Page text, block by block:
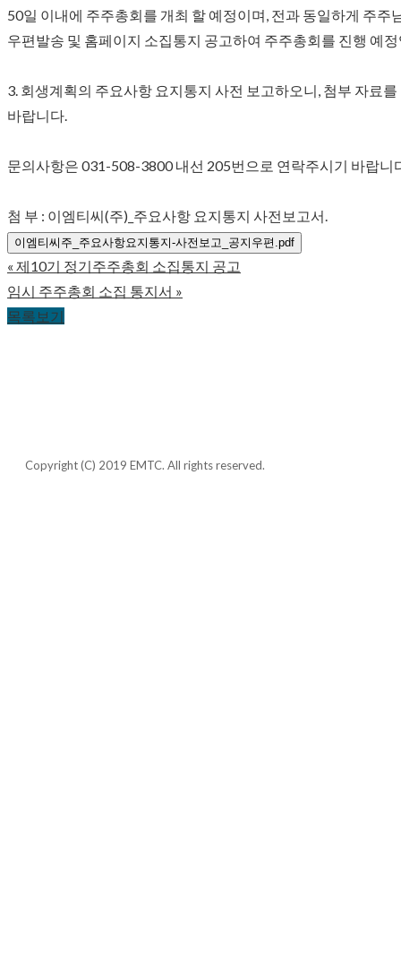
50일 이내에 주주총회를 개최 할 예정이며, 전과 동일하게 주주
우편발송 및 홈페이지 소집통지 공고하여 주주총회를 진행 예
3. 회생계획의 주요사항 요지통지 사전 보고하오니, 첨부 자료
바랍니다.
문의사항은 031-508-3800 내선 205번으로 연락주시기 바랍니
첨 부 : 이엠티씨(주)_주요사항 요지통지 사전보고서.
이엠티씨주_주요사항요지통지-사전보고_공지우편.pdf
« 제10기 정기주주총회 소집통지 공고
임시 주주총회 소집 통지서 »
목록보기
Copyright (C) 2019 EMTC. All rights reserved.